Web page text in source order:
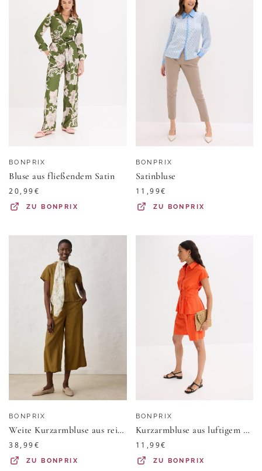
BONPRIX
Bluse aus fließendem Satin
20,99€
ZUBONPRIX
BONPRIX
Satinbluse
11,99€
ZU BONPRIX
BONPRIX
Weite Kurzarmbluse aus reinem Leinen
38,99€
ZUBONPRIX
BONPRIX
Kurzarmbluse aus luftigem Leinen-Mix
11,99€
ZU BONPRIX